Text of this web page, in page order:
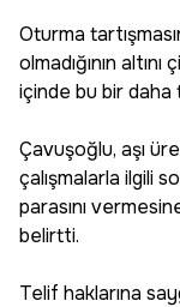
Oturma
olmadığının
içinde bu bir
Çavuşoğlu, aşı
çalışmalarla ilgili
parasını
belirtti.
Telif haklarına